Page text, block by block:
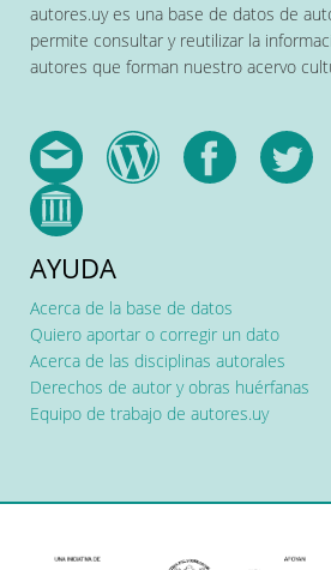
autores.uy es una base de datos de
permite consultar y reutilizar la
autores que forman nuestro acervo
AYUDA
Acerca de la base de datos
Quiero aportar o corregir un dato
Acerca de las disciplinas autorales
Derechos de autor y obras huérfanas
Equipo de trabajo de autores.uy